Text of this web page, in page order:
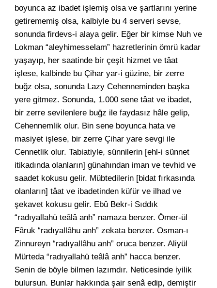
boyunca az ibadet işlemiş olsa ve şartlarını yerine
getirememiş olsa, kalbiyle bu 4 serveri sevse,
sonunda firdevs-i alaya gelir. Eğer bir kimse Nuh ve
Lokman “aleyhimesselam” hazretlerinin ömrü kadar
yaşayıp, her saatinde bir çeşit hizmet ve tâat
işlese, kalbinde bu Çihar yar-i güzine, bir zerre
buğz olsa, sonunda Lazy Cehenneminden başka
yere gitmez. Sonunda, 1.000 sene tâat ve ibadet,
bir zerre sevilenlere buğz ile faydasız hâle gelip,
Cehennemlik olur. Bin sene boyunca hata ve
masiyet işlese, bir zerre Çihar yare sevgi ile
Cennetlik olur. Tabiatiyle, sünnilerin [ehl-i sünnet
itikadında olanların] günahından iman ve tevhid ve
saadet kokusu gelir. Mübtedilerin [bidat fırkasında
olanların] tâat ve ibadetinden küfür ve ilhad ve
şekavet kokusu gelir. Ebû Bekr-i Sıddık
“radıyallahü teâlâ anh” namaza benzer. Ömer-ül
Fâruk “radıyallâhu anh” zekata benzer. Osman-ı
Zinnureyn “radıyallâhu anh” oruca benzer. Aliyül
Mürteda “radıyallahü teâlâ anh” hacca benzer.
Senin de böyle bilmen lazımdır. Neticesinde iyilik
bulursun. Bunlar hakkında şair senâ edip, demiştir